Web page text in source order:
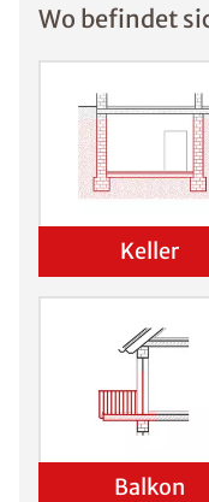
Wo befindet
Keller
Balkon